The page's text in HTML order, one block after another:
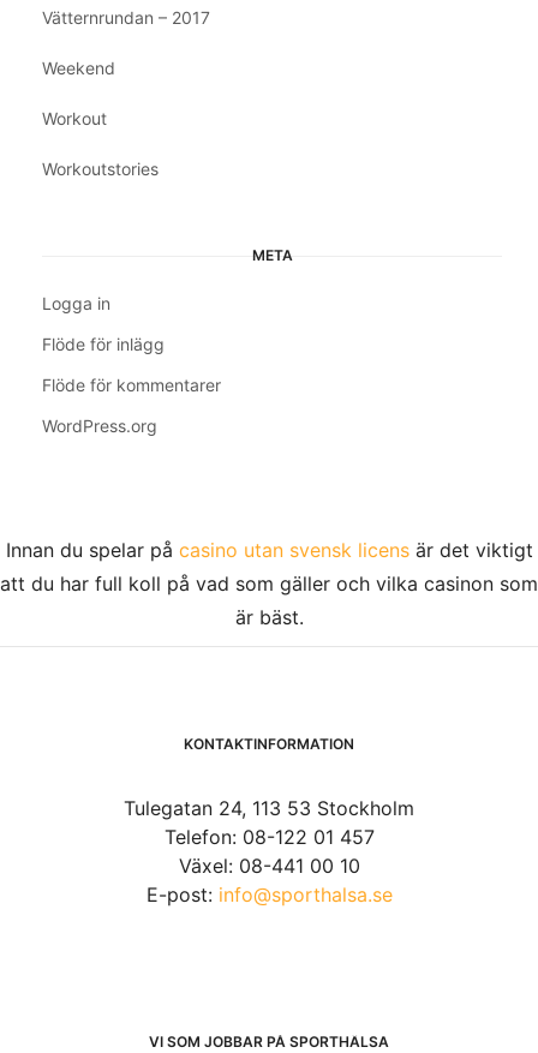
Vätternrundan – 2017
Weekend
Workout
Workoutstories
META
Logga in
Flöde för inlägg
Flöde för kommentarer
WordPress.org
Innan du spelar på casino utan svensk licensär det viktigt
att du har full koll på vad som gäller och vilka casinon som
är bäst.
KONTAKTINFORMATION
Tulegatan 24, 113 53 Stockholm
Telefon: 08-122 01 457
Växel: 08-441 00 10
E-post: info@sporthalsa.se
VI SOM JOBBAR PÅ SPORTHÄLSA